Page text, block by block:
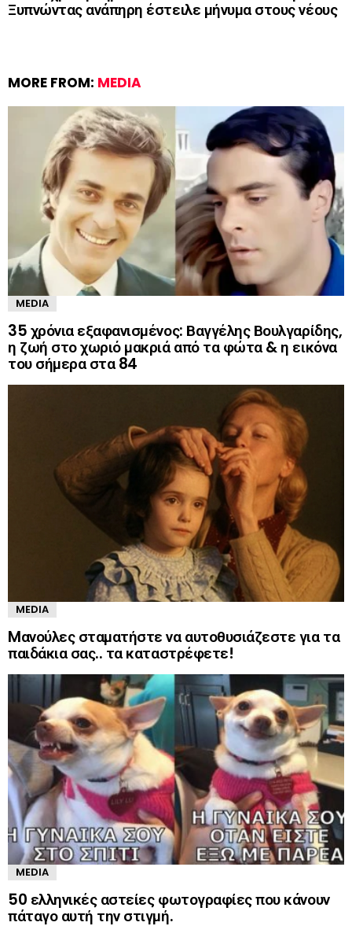
Ξυπνώντας ανάπηρη έστειλε μήνυμα στους νέους
MORE FROM: MEDIA
MEDIA
35 χρόνια εξαφανισμένος: Βαγγέλης Βουλγαρίδης,
η ζωή στο χωριό μακριά από τα φώτα & η εικόνα
του σήμερα στα 84
MEDIA
Mανούλες σταματήστε να αυτοθυσιάζεστε για τα
παιδάκια σας.. τα καταστρέφετε!
MEDIA
50 ελληνικές αστείες φωτογραφίες που κάνουν
πάταγο αυτή την στιγμή.